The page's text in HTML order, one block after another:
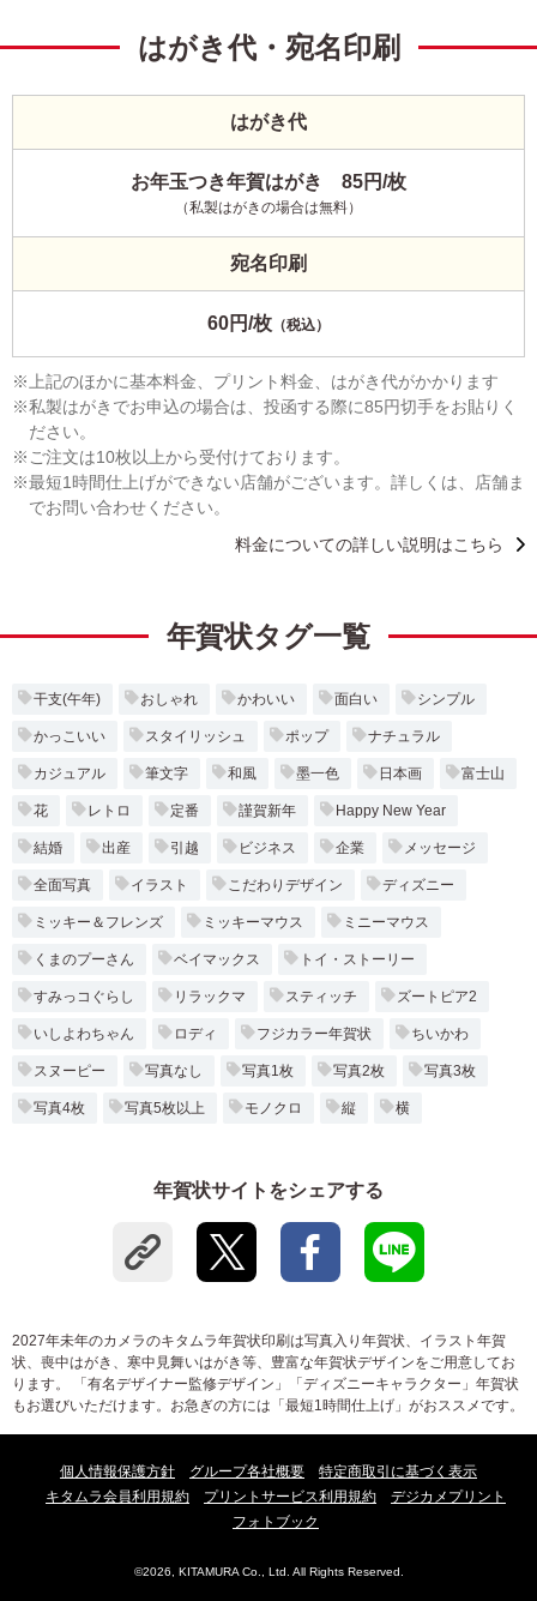
はがき代・宛名印刷
はがき代
お年玉つき年賀はがき 85円/枚
（私製はがきの場合は無料）
宛名印刷
60円/枚 （税込）
上記のほかに基本料金、プリント料金、はがき代がかかります
私製はがきでお申込の場合は、投函する際に85円切手をお貼りく
ださい。
ご注文は10枚以上から受付けております。
最短1時間仕上げができない店舗がございます。詳しくは、店舗ま
でお問い合わせください。
料金についての詳しい説明はこちら
年賀状タグ一覧
干支(午年) おしゃれ かわいい 面白い シンプル
かっこいい スタイリッシュ ポップ ナチュラル
カジュアル 筆文字 和風 墨一色 日本画 富士山
花 レトロ 定番 謹賀新年 Happy New Year
結婚 出産 引越 ビジネス 企業 メッセージ
全面写真 イラスト こだわりデザイン ディズニー
ミッキー＆フレンズ ミッキーマウス ミニーマウス
くまのプーさん ベイマックス トイ・ストーリー
すみっコぐらし リラックマ スティッチ ズートピア2
いしよわちゃん ロディ フジカラー年賀状 ちいかわ
スヌーピー 写真なし 写真1枚 写真2枚 写真3枚
写真4枚 写真5枚以上 モノクロ 縦 横
年賀状サイトをシェアする
2027年未年のカメラのキタムラ年賀状印刷は写真入り年賀状、イラスト年賀
状、喪中はがき、寒中見舞いはがき等、豊富な年賀状デザインをご用意してお
ります。 「有名デザイナー監修デザイン」「ディズニーキャラクター」年賀状
もお選びいただけます。お急ぎの方には「最短1時間仕上げ」がおススメです。
個人情報保護方針 グループ各社概要
特定商取引に基づく表示
キタムラ会員利用規約
プリントサービス利用規約
デジカメプリント
フォトブック
©2026, KITAMURA Co., Ltd. All Rights Reserved.